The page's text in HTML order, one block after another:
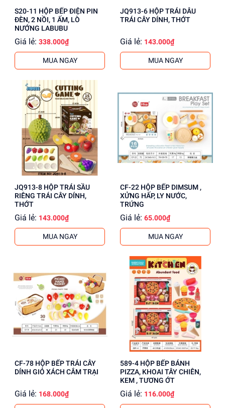
S20-11 HỘP BẾP ĐIỆN PIN
ĐÈN, 2 NỒI, 1 ẤM, LÒ
NƯỚNG LABUBU
Giá lẻ: 338.000₫
MUA NGAY
JQ913-6 HỘP TRÁI DÂU
TRÁI CÂY DÍNH, THỚT
Giá lẻ: 143.000₫
MUA NGAY
JQ913-8 HỘP TRÁI SẦU
RIÊNG TRÁI CÂY DÍNH,
THỚT
Giá lẻ: 143.000₫
MUA NGAY
CF-22 HỘP BẾP DIMSUM ,
XỬNG HẤP, LY NƯỚC,
TRỨNG
Giá lẻ: 65.000₫
MUA NGAY
CF-78 HỘP BẾP TRÁI CÂY
DÍNH GIỎ XÁCH CẮM TRẠI
Giá lẻ: 168.000₫
589-4 HỘP BẾP BÁNH
PIZZA, KHOAI TÂY CHIÊN,
KEM , TƯƠNG ỚT
Giá lẻ: 116.000₫